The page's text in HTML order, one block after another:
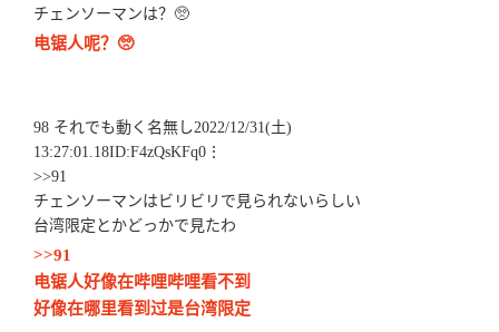
チェンソーマンは？🥺
电锯人呢？🥺
98 それでも動く名無し2022/12/31(土)
13:27:01.18ID:F4zQsKFq0⋮
>>91
チェンソーマンはビリビリで見られないらしい
台湾限定とかどっかで見たわ
>>91
电锯人好像在哔哩哔哩看不到
好像在哪里看到过是台湾限定